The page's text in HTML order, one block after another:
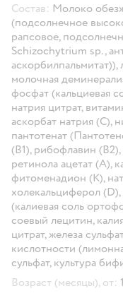
Состав: Молоко
(подсолнечное
рапсовое,
Schizochytrium sp.,
аскорбилпальмитат)),
молочная
фосфат (кальциевая
натрия цитрат,
аскорбат натрия (С),
пантотенат
(В1), рибофлавин
ретинола ацетат (А),
фитоменадион (К),
холекальциферол
(калиевая соль
соевый лецитин,
цитрат, железа
кислотности
сульфат, культура
Возраст (месяцы), от: